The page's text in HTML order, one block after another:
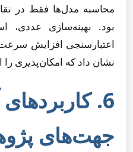
محاسبه مدل‌ها فقط در
نشان داد که امکان‌پذیری را
6.
جهت‌های